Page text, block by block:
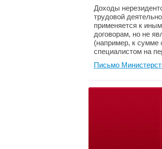
Доходы
трудовой
применяется к
договорам, но не
(например, к сумме
специалистом на
Письмо